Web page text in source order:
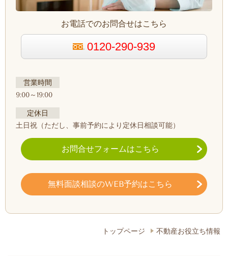
お電話でのお問合せはこちら
0120-290-939
営業時間
9:00～19:00
定休日
土日祝 （ただし、事前予約により定休日相談可能）
お問合せフォームはこちら
無料面談相談のWEB予約はこちら
トップページ 不動産お役立ち情報